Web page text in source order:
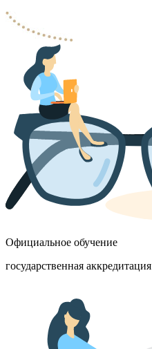
Официальное обучение
государственная